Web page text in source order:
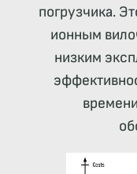
погрузчика.
ионным
низким